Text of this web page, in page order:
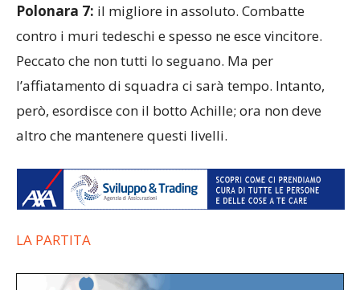
Polonara 7: il migliore in assoluto. Combatte
contro i muri tedeschi e spesso ne esce vincitore.
Peccato che non tutti lo seguano. Ma per
l’affiatamento di squadra ci sarà tempo. Intanto,
però, esordisce con il botto Achille; ora non deve
altro che mantenere questi livelli.
LA PARTITA